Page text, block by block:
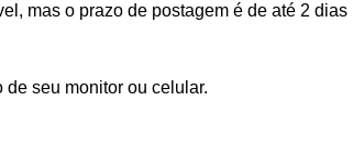
mas o prazo de postagem é de até 2
seu monitor ou celular.